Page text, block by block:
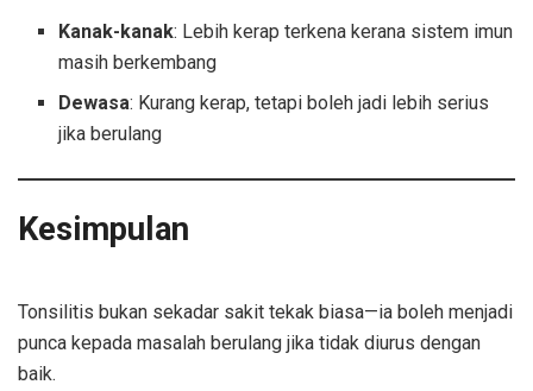
Kanak-kanak: Lebih kerap terkena kerana sistem imun
masih berkembang
Dewasa: Kurang kerap, tetapi boleh jadi lebih serius
jika berulang
Kesimpulan
Tonsilitis bukan sekadar sakit tekak biasa—ia boleh menjadi
punca kepada masalah berulang jika tidak diurus dengan
baik.